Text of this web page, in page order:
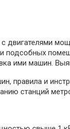
двигателями
подсобных
ими машин.
правила и
станций